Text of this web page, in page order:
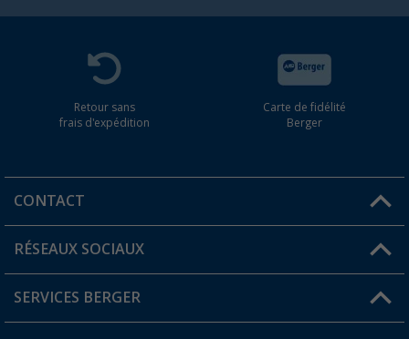
Retour sans
frais d'expédition
Carte de fidélité
Berger
CONTACT
Une question ?
Trouver une magasin
RÉSEAUX SOCIAUX
SERVICES BERGER